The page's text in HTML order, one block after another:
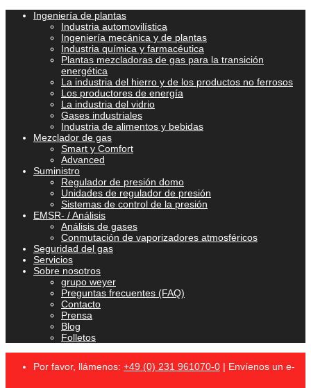
Ingeniería de plantas
Industria automovilística
Ingeniería mecánica y de plantas
Industria química y farmacéutica
Plantas mezcladoras de gas para la transición
energética
La industria del hierro y de los productos no ferrosos
Los productores de energía
La industria del vidrio
Gases industriales
Industria de alimentos y bebidas
Mezclador de gas
Smart y Comfort
Advanced
Suministro
Regulador de presión domo
Unidades de regulador de presión
Sistemas de control de la presión
EMSR- / Análisis
Análisis de gases
Conmutación de vaporizadores atmosféricos
Seguridad del gas
Servicios
Sobre nosotros
grupo weyer
Preguntas frecuentes (FAQ)
Contacto
Prensa
Blog
Folletos
Por favor, llámenos: +49 (0) 231 961070-0 | Envíenos un e-